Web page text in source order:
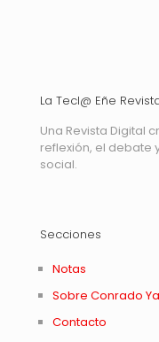
La Tecl@ Eñe
Una Revista Digital
reflexión, el debate
social.
Secciones
Notas
Sobre Conrado
Contacto